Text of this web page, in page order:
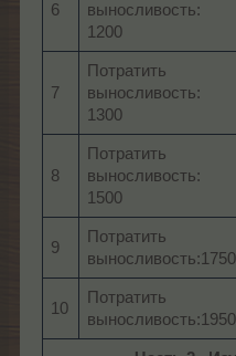
6
выносливость:
1200
7
Потратить
выносливость:
1300
8
Потратить
выносливость:
1500
9
Потратить
выносливость:1750
10
Потратить
выносливость:1950